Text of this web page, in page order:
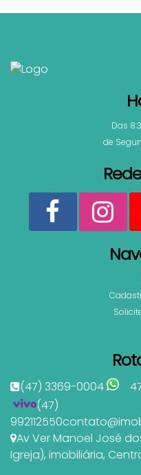
213.44m²
Das
de
(47) 3369-0004
(47)
992112550
Av Ver Manoel José
Igreja), imobiliária,